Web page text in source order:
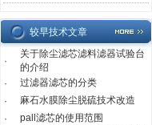
较早技术文章
·
关于除尘滤芯滤料滤器试验台
的介绍
·
过滤器滤芯的分类
·
麻石水膜除尘脱硫技术改造
·
pall滤芯的使用范围